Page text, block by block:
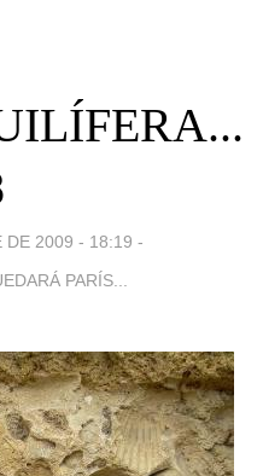
DE 2009 - 18:19 -
PARÍS...